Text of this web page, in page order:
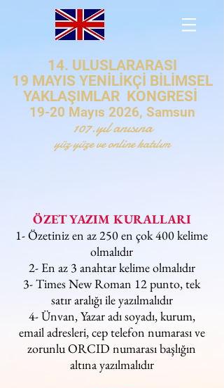
14. ULUSLARARASI
19 MAYIS YENİLİKÇİ BİLİMSEL
YAKLAŞIMLAR KONGRESİ
19-20 Mayıs 2026, Samsun
107.yıl anısına
yüz yüze ve online katılım
ÖZET YAZIM KURALLARI
1- Özetiniz en az 250 en çok 400 kelime
olmalıdır
2- En az 3 anahtar kelime olmalıdır
3- Times New Roman 12 punto, tek
satır aralığı ile yazılmalıdır
4- Ünvan, Yazar adı soyadı, kurum,
email adresleri, cep telefon numarası ve
zorunlu ORCID numarası başlığın
altına yazılmalıdır